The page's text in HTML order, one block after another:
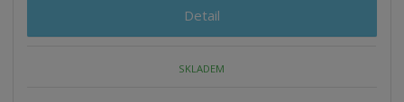
Detail
SKLADEM